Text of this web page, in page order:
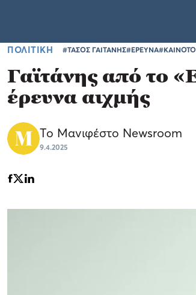
ΠΟΛΙΤΙΚΗ #ΤΑΣΟΣ ΓΑΙΤΑΝΗΣ#ΕΡΕΥΝΑ
Γαϊτάνης από το
έρευνα αιχμής
Το Μανιφέστο Newsroom
9.4.2025